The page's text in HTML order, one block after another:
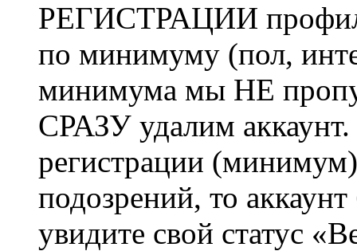
РЕГИСТРАЦИИ профиль
по минимуму (пол,
минимума мы НЕ
СРАЗУ удалим
регистрации
подозрений, то
увидите свой статус